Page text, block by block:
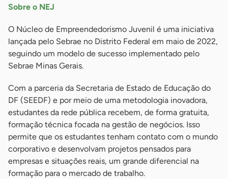
Sobre o NEJ
O Núcleo de Empreendedorismo Juvenil é uma iniciativa
lançada pelo Sebrae no Distrito Federal em maio de 2022,
seguindo um modelo de sucesso implementado pelo
Sebrae Minas Gerais.
Com a parceria da Secretaria de Estado de Educação do
DF (SEEDF) e por meio de uma metodologia inovadora,
estudantes da rede pública recebem, de forma gratuita,
formação técnica focada na gestão de negócios. Isso
permite que os estudantes tenham contato com o mundo
corporativo e desenvolvam projetos pensados para
empresas e situações reais, um grande diferencial na
formação para o mercado de trabalho.